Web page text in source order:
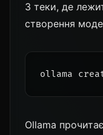
З теки, де
створення
ollama
Ollama